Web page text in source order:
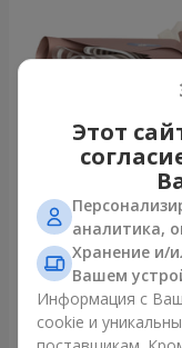
Букет "7 розовых
1 874 грн
Заказать
Этот
аналитика,
Хранение и/
Вашем
Информация с
cookie и